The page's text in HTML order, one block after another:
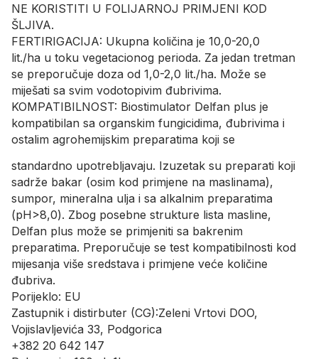
NE KORISTITI U FOLIJARNOJ PRIMJENI KOD
ŠLJIVA.
FERTIRIGACIJA: Ukupna količina je 10,0-20,0
lit./ha u toku vegetacionog perioda. Za jedan tretman
se preporučuje doza od 1,0-2,0 lit./ha. Može se
miješati sa svim vodotopivim đubrivima.
KOMPATIBILNOST: Biostimulator Delfan plus je
kompatibilan sa organskim fungicidima, đubrivima i
ostalim agrohemijskim preparatima koji se
standardno upotrebljavaju. Izuzetak su preparati koji
sadrže bakar (osim kod primjene na maslinama),
sumpor, mineralna ulja i sa alkalnim preparatima
(pH>8,0). Zbog posebne strukture lista masline,
Delfan plus može se primjeniti sa bakrenim
preparatima. Preporučuje se test kompatibilnosti kod
mijesanja više sredstava i primjene veće količine
đubriva.
Porijeklo: EU
Zastupnik i distirbuter (CG):Zeleni Vrtovi DOO,
Vojislavljevića 33, Podgorica
+382 20 642 147